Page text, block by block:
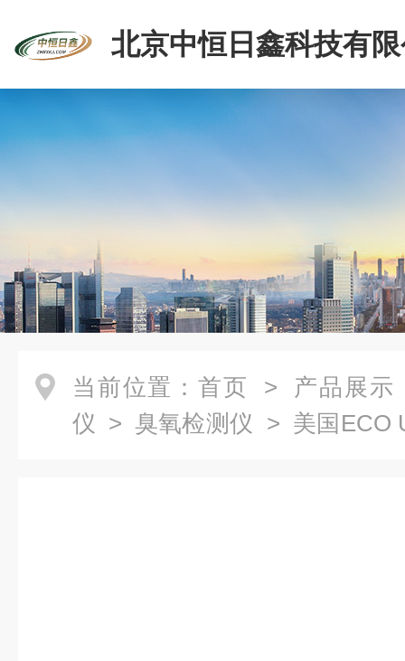
北京中恒日鑫科技有
当前位置： 首页 > 产品展示
仪 > 臭氧检测仪 > 美国ECO